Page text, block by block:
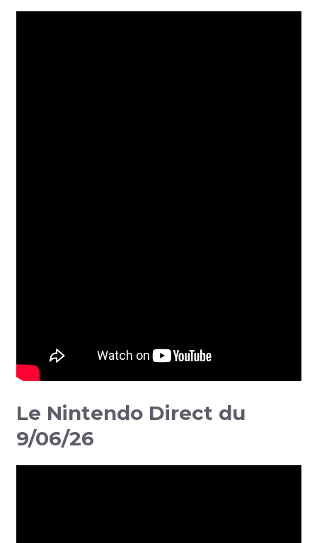
Le Nintendo Direct du
9/06/26